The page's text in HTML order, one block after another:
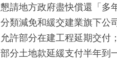
懇請地方政府盡快償還「多
分類減免和緩交建業旗下公
允許部分在建工程延期交付；
部分土地款延緩支付半年到